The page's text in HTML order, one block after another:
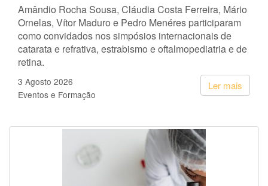
Amândio Rocha Sousa, Cláudia Costa Ferreira, Mário
Ornelas, Vítor Maduro e Pedro Menéres participaram
como convidados nos simpósios internacionais de
catarata e refrativa, estrabismo e oftalmopediatria e de
retina.
Ler mais
3 Agosto 2026
Eventos e Formação